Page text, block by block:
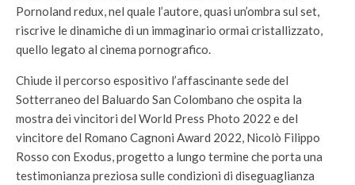
Pornoland redux, nel quale l’autore, quasi un’ombra sul set,
riscrive le dinamiche di un immaginario ormai cristallizzato,
quello legato al cinema pornografico.
Chiude il percorso espositivo l’affascinante sede del
Sotterraneo del Baluardo San Colombano che ospita la
mostra dei vincitori del World Press Photo 2022 e del
vincitore del Romano Cagnoni Award 2022, Nicolò Filippo
Rosso con Exodus, progetto a lungo termine che porta una
testimonianza preziosa sulle condizioni di diseguaglianza